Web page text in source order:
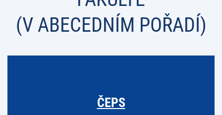
(V ABECEDNÍM POŘADÍ)
ČEPS